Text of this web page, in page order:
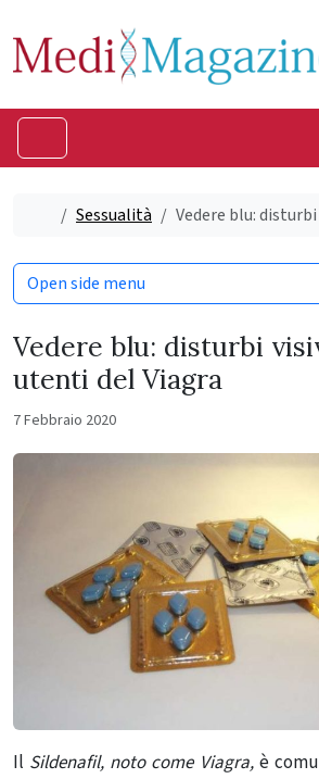
Home
Sessualità Vedere blu:
Vedere blu: disturbi
utenti del Viagra
7 Febbraio 2020
Il Sildenafil, noto come Viagra, è
Open side menu